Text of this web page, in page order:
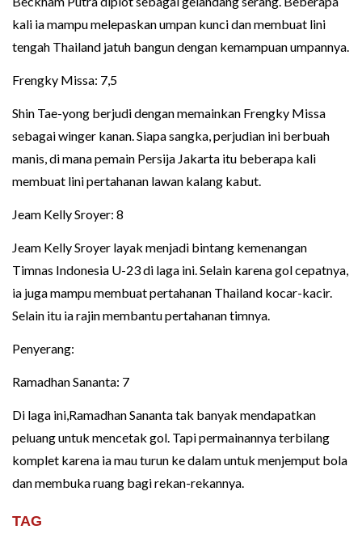
kali ia mampu melepaskan umpan kunci dan membuat lini
tengah Thailand jatuh bangun dengan kemampuan umpannya.
Frengky Missa: 7,5
Shin Tae-yong berjudi dengan memainkan Frengky Missa
sebagai winger kanan. Siapa sangka, perjudian ini berbuah
manis, di mana pemain Persija Jakarta itu beberapa kali
membuat lini pertahanan lawan kalang kabut.
Jeam Kelly Sroyer: 8
Jeam Kelly Sroyer layak menjadi bintang kemenangan
Timnas Indonesia U-23 di laga ini. Selain karena gol cepatnya,
ia juga mampu membuat pertahanan Thailand kocar-kacir.
Selain itu ia rajin membantu pertahanan timnya.
Penyerang:
Ramadhan Sananta: 7
Di laga ini,Ramadhan Sananta tak banyak mendapatkan
peluang untuk mencetak gol. Tapi permainannya terbilang
komplet karena ia mau turun ke dalam untuk menjemput bola
dan membuka ruang bagi rekan-rekannya.
TAG